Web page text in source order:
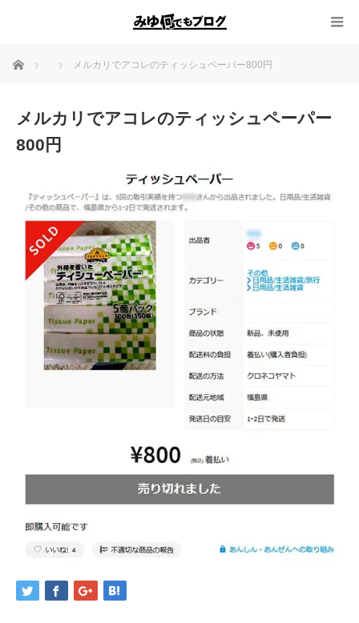
ホーム メルカリでアコレのティッシュペーパー800円
メルカリでアコレのティッシュペーパー
800円